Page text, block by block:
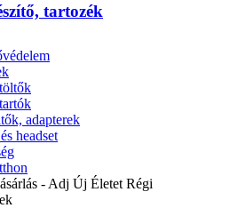
tartozék
adapterek
headset
- Adj Új Életet Régi